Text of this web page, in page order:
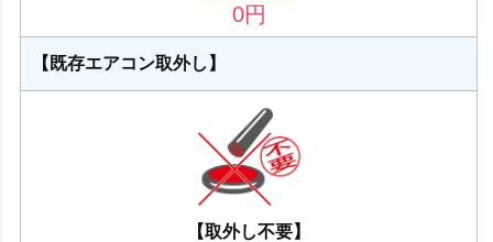
0円
【既存エアコン取外し】
【取外し不要】